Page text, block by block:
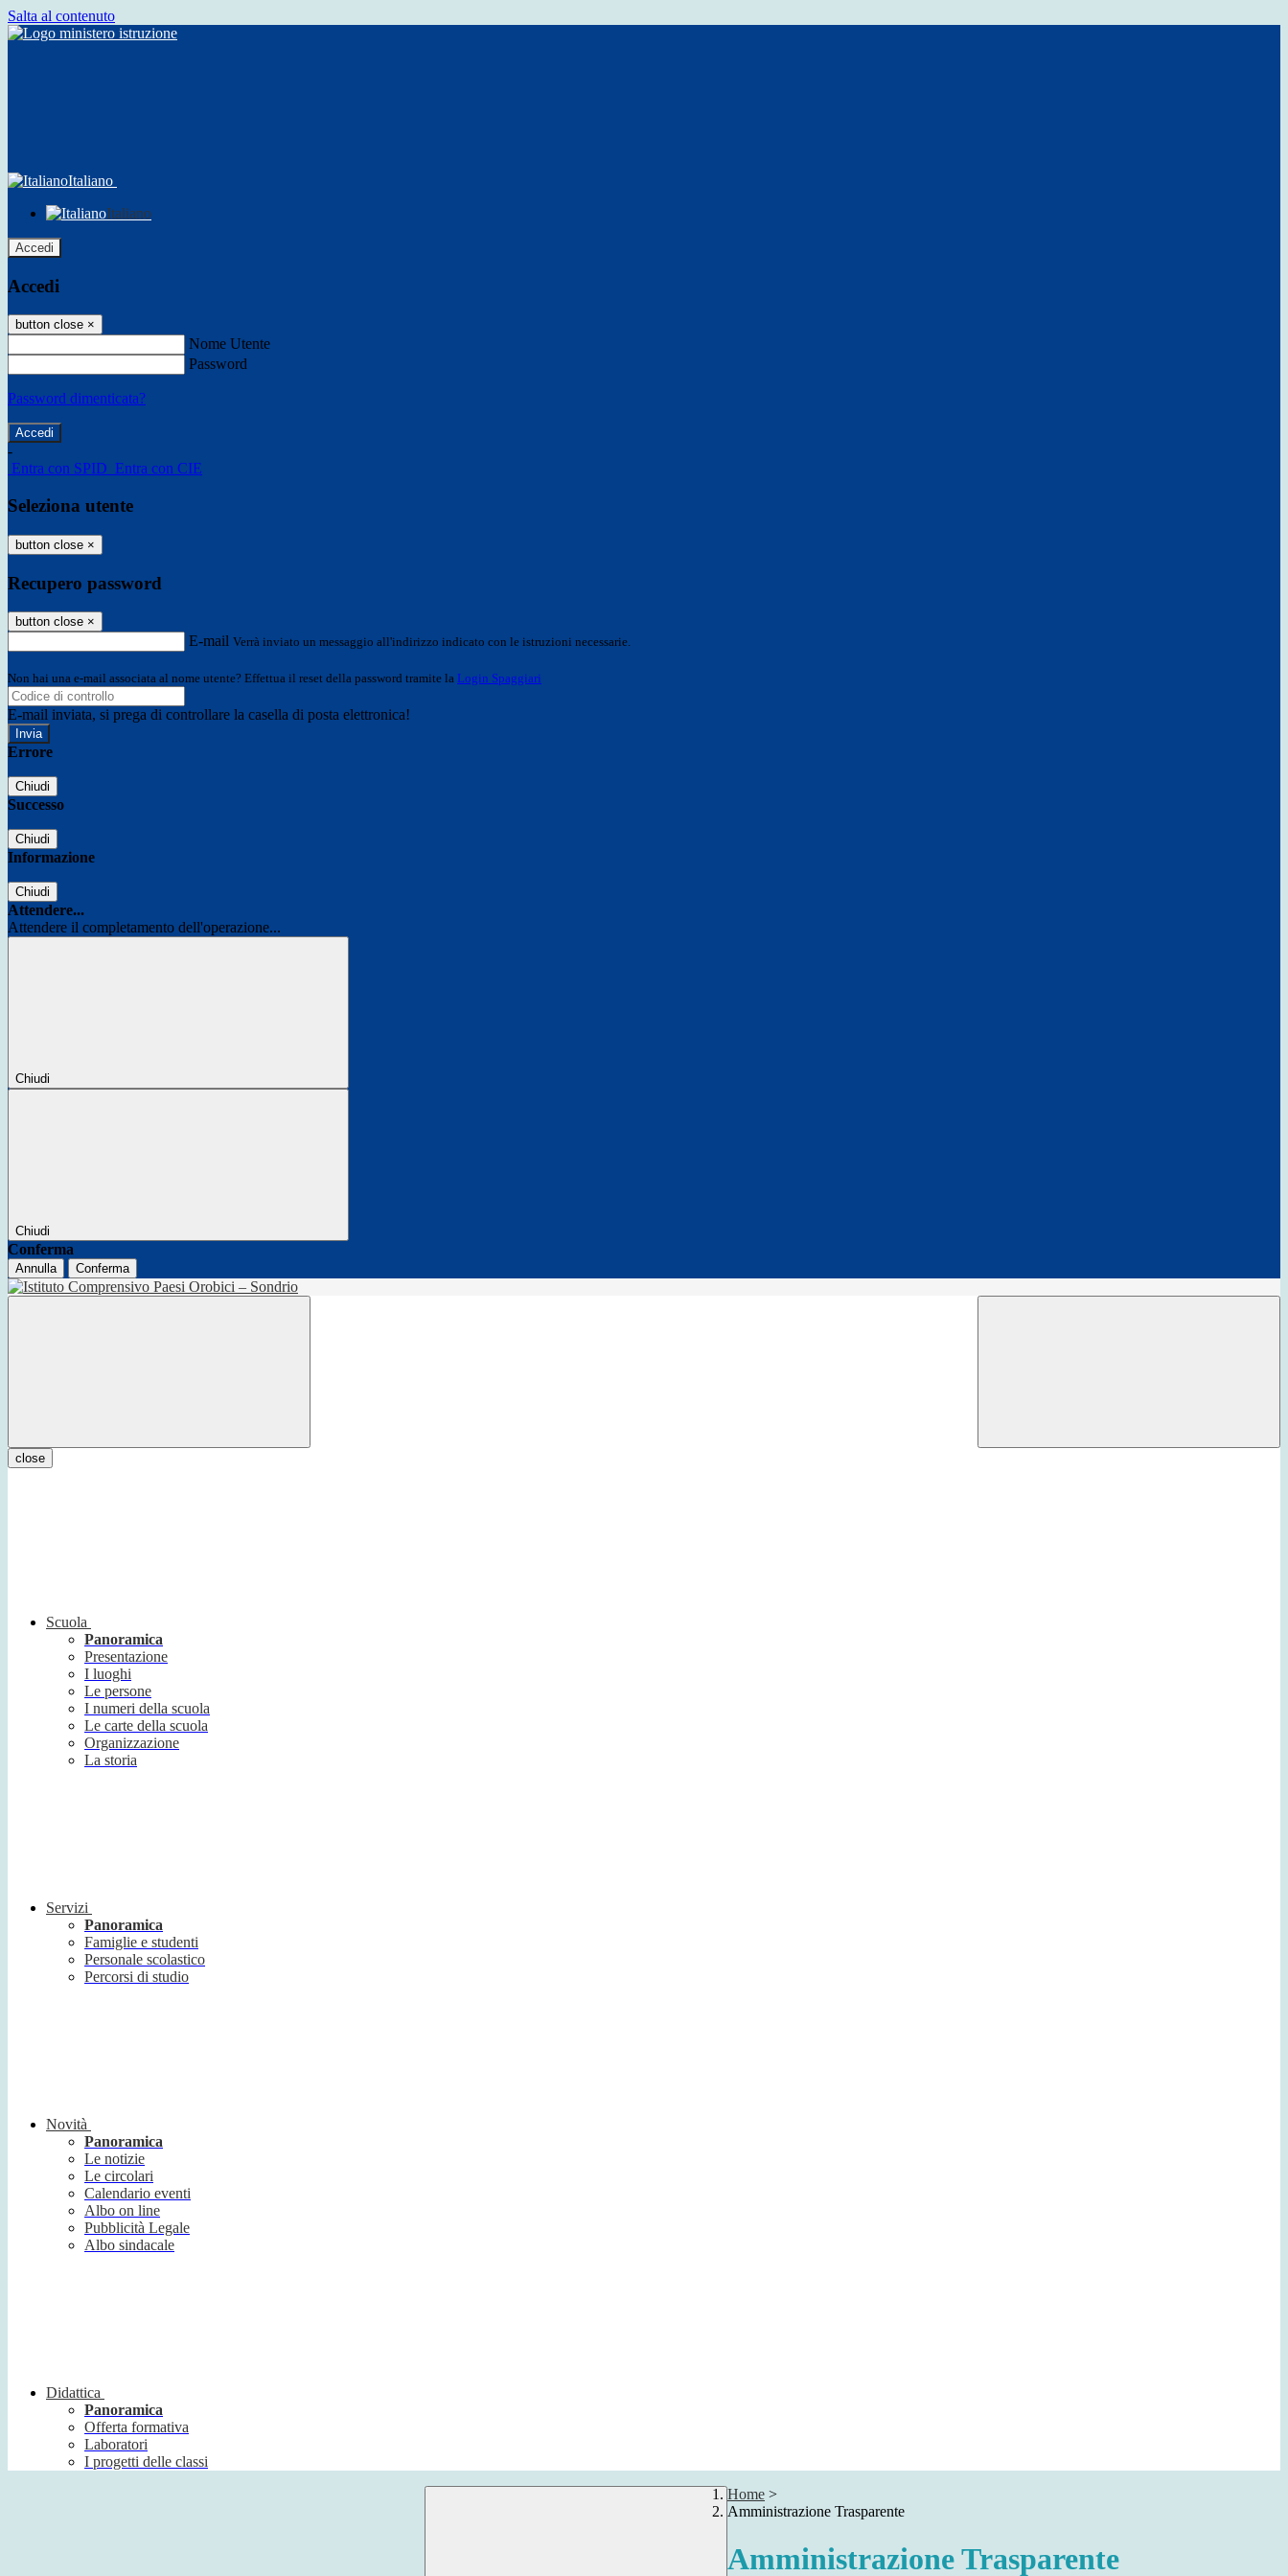
Salta al contenuto
Italiano
Italiano
Accedi
Accedi
button close ×
Nome Utente
Password
Password dimenticata?
-
Entra con SPID Entra con CIE
Seleziona utente
button close ×
Recupero password
button close ×
E-mail Verrà inviato un messaggio all'indirizzo indicato con le istruzioni necessarie.
Non hai una e-mail associata al nome utente? Effettua il reset della password tramite la Login Spaggiari
E-mail inviata, si prega di controllare la casella di posta elettronica!
Errore
Chiudi
Successo
Chiudi
Informazione
Chiudi
Attendere...
Attendere il completamento dell'operazione...
Chiudi
Chiudi
Conferma
Annulla Conferma
close
Scuola
Panoramica
Presentazione
I luoghi
Le persone
I numeri della scuola
Le carte della scuola
Organizzazione
La storia
Servizi
Panoramica
Famiglie e studenti
Personale scolastico
Percorsi di studio
Novità
Panoramica
Le notizie
Le circolari
Calendario eventi
Albo on line
Pubblicità Legale
Albo sindacale
Didattica
Panoramica
Offerta formativa
Laboratori
I progetti delle classi
Home >
Amministrazione Trasparente
Amministrazione Trasparente